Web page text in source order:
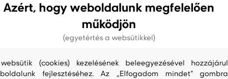
Azért, hogy weboldalunk megfelelően
működjön
(egyetértés a websütikkel)
(cookies) kezelésének beleegyezésével hozzájárul
fejlesztéséhez. Az „Elfogadom mindet" gombra